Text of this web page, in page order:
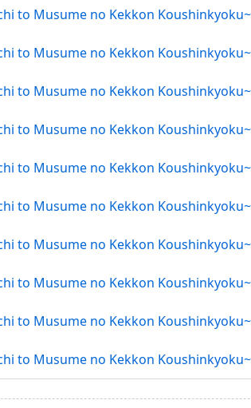
to Musume no Kekkon
to Musume no Kekkon
to Musume no Kekkon
to Musume no Kekkon
to Musume no Kekkon
to Musume no Kekkon
to Musume no Kekkon
to Musume no Kekkon
to Musume no Kekkon
to Musume no Kekkon